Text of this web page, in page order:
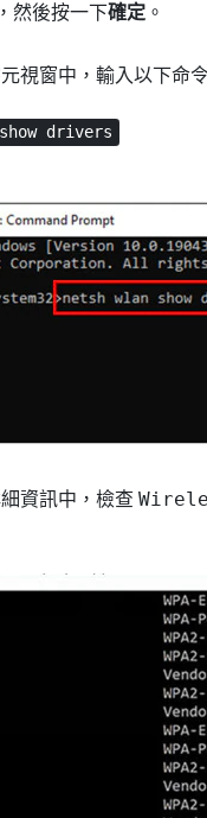
，然後按一下確定 。
視窗中，輸入以下命令
drivers
資訊中，檢查